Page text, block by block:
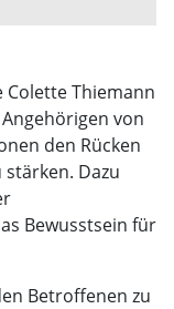
Thiemann
von
den Rücken
Dazu
Bewusstsein für
Betroffenen zu